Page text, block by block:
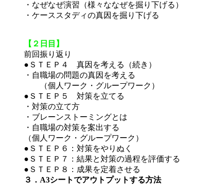
・なぜなぜ演習（様々ななぜを掘り下げる）
・ケーススタディの真因を掘り下げる
【２日目】
前回振り返り
●ＳＴＥＰ４ 真因を考える（続き）
・自職場の問題の真因を考える
（個人ワーク・グループワーク）
●ＳＴＥＰ５ 対策を立てる
・対策の立て方
・ブレーンストーミングとは
・自職場の対策を案出する
（個人ワーク・グループワーク）
●ＳＴＥＰ６：対策をやりぬく
●ＳＴＥＰ７：結果と対策の過程を評価する
●ＳＴＥＰ８：成果を定着させる
３．A3シートでアウトプットする方法